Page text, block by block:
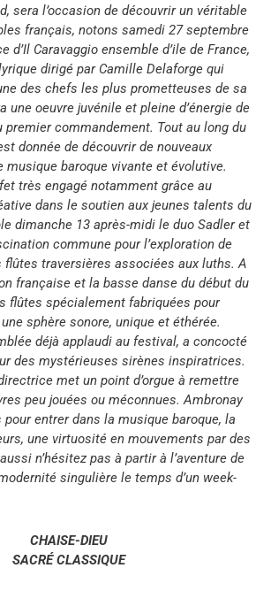
sera l’occasion de découvrir un véritable
français, notons samedi 27 septembre
d’Il Caravaggio ensemble d’ile de France,
dirigé par Camille Delaforge qui
des chefs les plus prometteuses de sa
une oeuvre juvénile et pleine d’énergie de
premier commandement. Tout au long du
donnée de découvrir de nouveaux
musique baroque vivante et évolutive.
très engagé notamment grâce au
dans le soutien aux jeunes talents du
dimanche 13 après-midi le duo Sadler et
commune pour l’exploration de
flûtes traversières associées aux luths. A
française et la basse danse du début du
flûtes spécialement fabriquées pour
sphère sonore, unique et éthérée.
déjà applaudi au festival, a concocté
des mystérieuses sirènes inspiratrices.
met un point d’orgue à remettre
peu jouées ou méconnues. Ambronay
entrer dans la musique baroque, la
une virtuosité en mouvements par des
n’hésitez pas à partir à l’aventure de
singulière le temps d’un week-
CHAISE-DIEU
SACRÉ CLASSIQUE